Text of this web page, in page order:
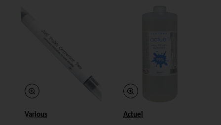
Various
Actuel